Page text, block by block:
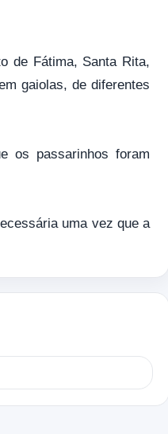
de Fátima, Santa Rita,
gaiolas, de diferentes
os passarinhos foram
uma vez que a